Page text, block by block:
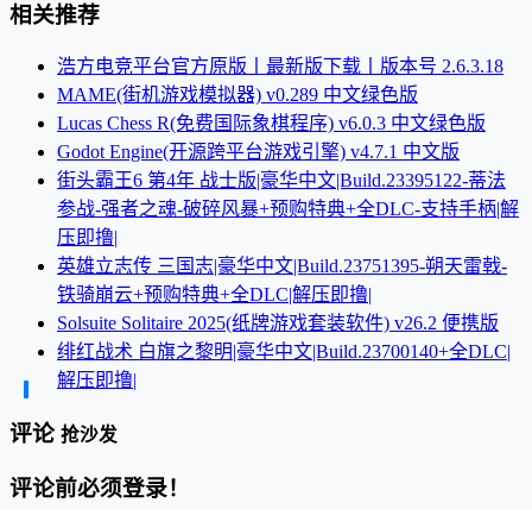
相关推荐
浩方电竞平台官方原版丨最新版下载丨版本号 2.6.3.18
MAME(街机游戏模拟器) v0.289 中文绿色版
Lucas Chess R(免费国际象棋程序) v6.0.3 中文绿色版
Godot Engine(开源跨平台游戏引擎) v4.7.1 中文版
街头霸王6 第4年 战士版|豪华中文|Build.23395122-蒂法
参战-强者之魂-破碎风暴+预购特典+全DLC-支持手柄|解
压即撸|
英雄立志传 三国志|豪华中文|Build.23751395-朔天雷戟-
铁骑崩云+预购特典+全DLC|解压即撸|
Solsuite Solitaire 2025(纸牌游戏套装软件) v26.2 便携版
绯红战术 白旗之黎明|豪华中文|Build.23700140+全DLC|
解压即撸|
评论 抢沙发
评论前必须登录！